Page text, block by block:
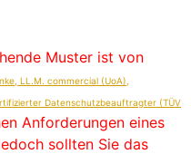
Muster ist von
LL.M. commercial (UoA),
Datenschutzbeauftragter (TÜV
Anforderungen eines
sollten Sie das